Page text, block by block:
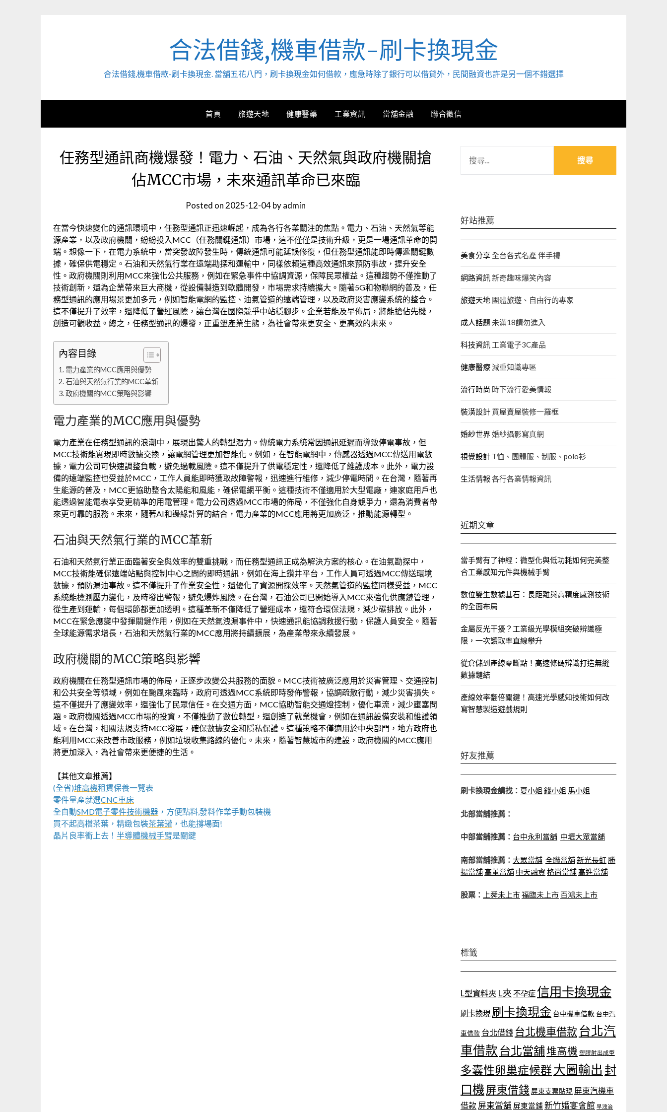
合法借錢,機車借款-刷卡換現金
合法借錢,機車借款-刷卡換現金. 當舖五花八門，刷卡換現金如何借款，應急時除了銀行可以借貸外，民間融資也許是另一個不錯選擇
首頁 旅遊天地 健康醫藥 工業資訊 當舖金融 聯合徵信
任務型通訊商機爆發！電力、石油、天然氣與政府機關搶
佔MCC市場，未來通訊革命已來臨
Posted on 2025-12-04byadmin
在當今快速變化的通訊環境中，任務型通訊正迅速崛起，成為各行各業關注的焦點。電力、石油、天然氣等能
源產業，以及政府機關，紛紛投入MCC（任務關鍵通訊）市場，這不僅僅是技術升級，更是一場通訊革命的開
端。想像一下，在電力系統中，當突發故障發生時，傳統通訊可能延誤修復，但任務型通訊能即時傳遞關鍵數
據，確保供電穩定。石油和天然氣行業在遠端勘探和運輸中，同樣依賴這種高效通訊來預防事故，提升安全
性。政府機關則利用MCC來強化公共服務，例如在緊急事件中協調資源，保障民眾權益。這種趨勢不僅推動了
技術創新，還為企業帶來巨大商機，從設備製造到軟體開發，市場需求持續擴大。隨著5G和物聯網的普及，任
務型通訊的應用場景更加多元，例如智能電網的監控、油氣管道的遠端管理，以及政府災害應變系統的整合。
這不僅提升了效率，還降低了營運風險，讓台灣在國際競爭中站穩腳步。企業若能及早佈局，將能搶佔先機，
創造可觀收益。總之，任務型通訊的爆發，正重塑產業生態，為社會帶來更安全、更高效的未來。
內容目錄
電力產業的MCC應用與優勢
石油與天然氣行業的MCC革新
政府機關的MCC策略與影響
電力產業的MCC應用與優勢
電力產業在任務型通訊的浪潮中，展現出驚人的轉型潛力。傳統電力系統常因通訊延遲而導致停電事故，但
MCC技術能實現即時數據交換，讓電網管理更加智能化。例如，在智能電網中，傳感器透過MCC傳送用電數
據，電力公司可快速調整負載，避免過載風險。這不僅提升了供電穩定性，還降低了維護成本。此外，電力設
備的遠端監控也受益於MCC，工作人員能即時獲取故障警報，迅速進行維修，減少停電時間。在台灣，隨著再
生能源的普及，MCC更協助整合太陽能和風能，確保電網平衡。這種技術不僅適用於大型電廠，連家庭用戶也
能透過智能電表享受更精準的用電管理。電力公司透過MCC市場的佈局，不僅強化自身競爭力，還為消費者帶
來更可靠的服務。未來，隨著AI和邊緣計算的結合，電力產業的MCC應用將更加廣泛，推動能源轉型。
石油與天然氣行業的MCC革新
石油和天然氣行業正面臨著安全與效率的雙重挑戰，而任務型通訊正成為解決方案的核心。在油氣勘探中，
MCC技術能確保遠端站點與控制中心之間的即時通訊，例如在海上鑽井平台，工作人員可透過MCC傳送環境
數據，預防漏油事故。這不僅提升了作業安全性，還優化了資源開採效率。天然氣管道的監控同樣受益，MCC
系統能檢測壓力變化，及時發出警報，避免爆炸風險。在台灣，石油公司已開始導入MCC來強化供應鏈管理，
從生產到運輸，每個環節都更加透明。這種革新不僅降低了營運成本，還符合環保法規，減少碳排放。此外，
MCC在緊急應變中發揮關鍵作用，例如在天然氣洩漏事件中，快速通訊能協調救援行動，保護人員安全。隨著
全球能源需求增長，石油和天然氣行業的MCC應用將持續擴展，為產業帶來永續發展。
政府機關的MCC策略與影響
政府機關在任務型通訊市場的佈局，正逐步改變公共服務的面貌。MCC技術被廣泛應用於災害管理、交通控制
和公共安全等領域，例如在颱風來臨時，政府可透過MCC系統即時發佈警報，協調疏散行動，減少災害損失。
這不僅提升了應變效率，還強化了民眾信任。在交通方面，MCC協助智能交通燈控制，優化車流，減少壅塞問
題。政府機關透過MCC市場的投資，不僅推動了數位轉型，還創造了就業機會，例如在通訊設備安裝和維護領
域。在台灣，相關法規支持MCC發展，確保數據安全和隱私保護。這種策略不僅適用於中央部門，地方政府也
能利用MCC來改善市政服務，例如垃圾收集路線的優化。未來，隨著智慧城市的建設，政府機關的MCC應用
將更加深入，為社會帶來更便捷的生活。
【其他文章推薦】
(全省)堆高機租賃保養一覽表
零件量產就選CNC車床
全自動SMD電子零件技術機器 ，方便點料,發料作業手動包裝機
買不起高檔茶葉，精緻包裝茶葉罐 ，也能撐場面!
晶片良率衝上去！ 半導體機械手臂是關鍵
關
好站推薦
美食分享全台各式名產 伴手禮
網路資訊 新奇趣味爆笑內容
旅遊天地 團體旅遊、自由行的專家‎
成人話題 未滿18請勿進入
科技資訊 工業電子3C產品
健康醫療減重知識專區
流行時尚 時下流行愛美情報
裝潢設計 買屋賣屋裝修一羅框
婚紗世界婚紗攝影寫真網
視覺設計 T恤、團體服、制服、polo衫
生活情報 各行各業情報資訊
近期文章
當手臂有了神經：微型化與低功耗如何完美整
合工業感知元件與機械手臂
數位雙生數據基石：長距離與高精度感測技術
的全面布局
金屬反光干擾？工業級光學模組突破辨識極
限，一次讀取率直線攀升
從倉儲到產線零斷點！高速條碼辨識打造無縫
數據鏈結
產線效率翻倍關鍵！高速光學感知技術如何改
寫智慧製造遊戲規則
好友推薦
刷卡換現金請找： 夏小姐 錢小姐 馬小姐
北部當舖推薦：
中部當舖推薦： 台中永利當舖 中壢大眾當舖
南部當舖推薦： 大眾當舖 全聯當舖新光長虹 勝
揚當舖高董當舖 中天融資格尚當舖高進當舖
股票： 上舜未上市福臨未上市 百鴻未上市
標籤
L型資料夾 L夾 不孕症 信用卡換現金
刷卡換現 刷卡換現金 台中機車借款 台中汽
車借款 台北借錢 台北機車借款 台北汽
車借款 台北當舖堆高機 塑膠射出成型
多囊性卵巢症候群大圖輸出 封
口機 屏東借錢 屏東支票貼現 屏東汽機車
借款 屏東當舖 屏東當鋪 新竹婚宴會館 早洩治